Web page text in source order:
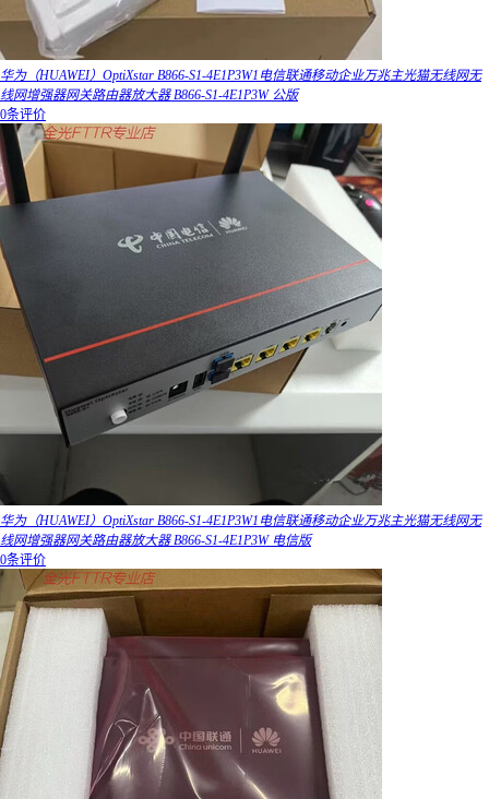
华为（HUAWEI）OptiXstar B866-S1-4E1P3W1电信联通移动企业万兆主光猫无线网无
线网增强器网关路由器放大器 B866-S1-4E1P3W 公版
0条评价
华为（HUAWEI）OptiXstar B866-S1-4E1P3W1电信联通移动企业万兆主光猫无线网无
线网增强器网关路由器放大器 B866-S1-4E1P3W 电信版
0条评价